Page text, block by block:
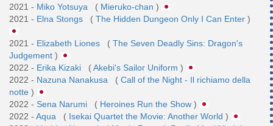
2021 - Miko Yotsuya ( Mieruko-chan )
2021 - Elna Stongs ( The Hidden Dungeon Only I Can Enter )
2021 - Elizabeth Liones ( The Seven Deadly Sins: Dragon's
Judgement )
2022 - Erika Kizaki (Akebi's Sailor Uniform )
2022 - Nazuna Nanakusa ( Call of the Night - Il richiamo della
notte )
2022 - Sena Narumi ( Heroines Run the Show )
2022 - Aqua ( Isekai Quartet the Movie: Another World )